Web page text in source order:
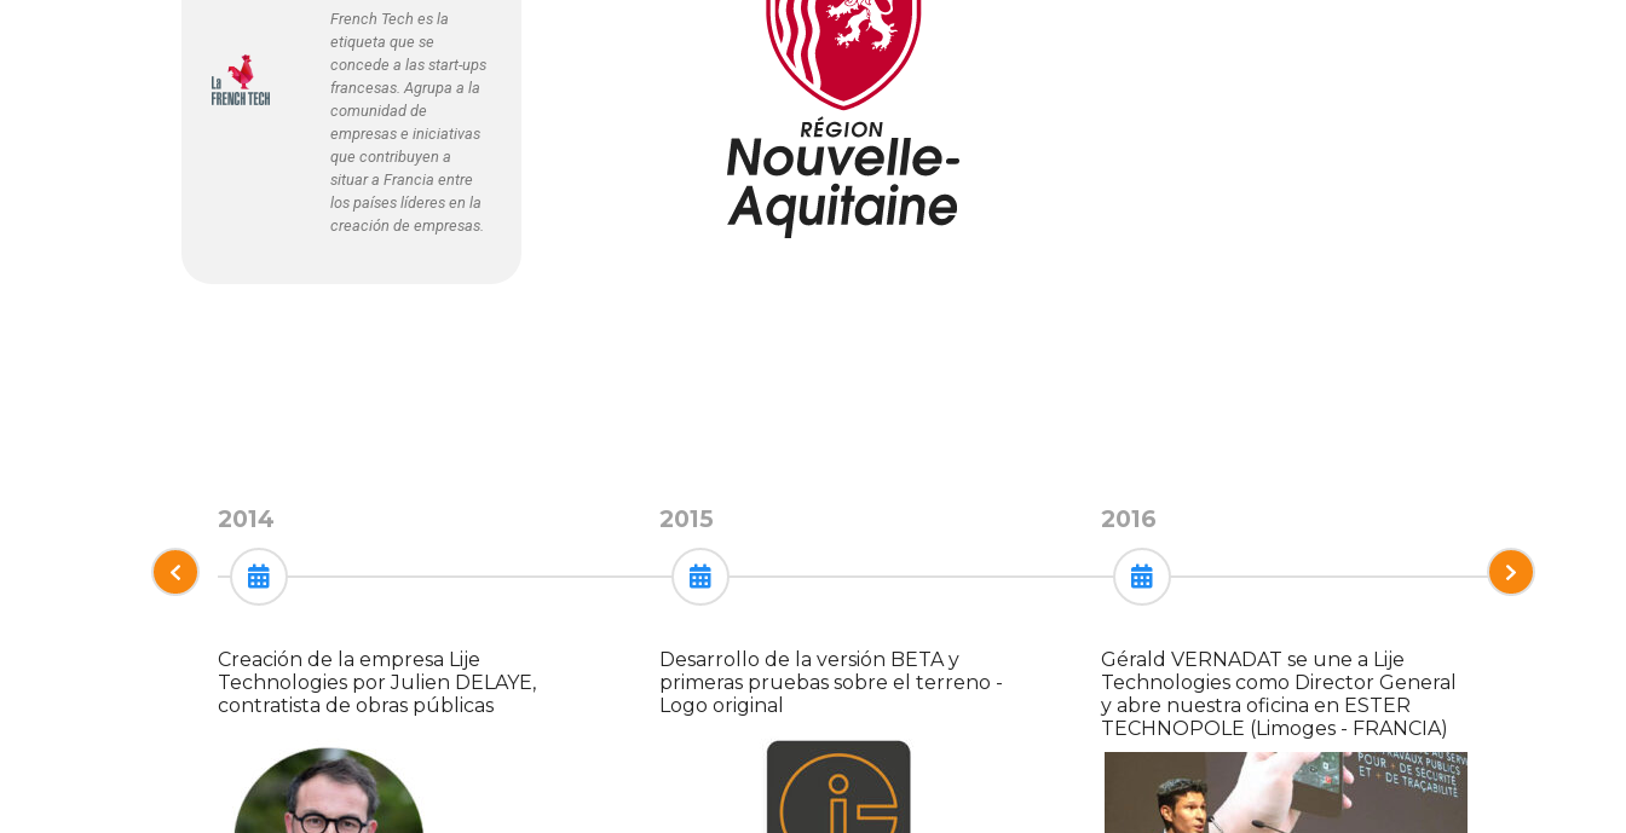
French Tech es la
etiqueta que se
concede a las start-ups
francesas. Agrupa a la
comunidad de
empresas e iniciativas
que contribuyen a
situar a Francia entre
los países líderes en la
creación de empresas.
2014
Creación de la empresa Lije
Technologies por Julien DELAYE,
contratista de obras públicas
2015
Desarrollo de la versión BETA y
primeras pruebas sobre el terreno -
Logo original
2016
Gérald VERNADAT se une a Lije
Technologies como Director General
y abre nuestra oficina en ESTER
TECHNOPOLE (Limoges - FRANCIA)